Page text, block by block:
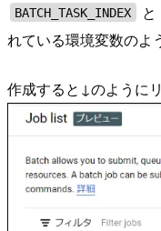
BATCH_TASK_INDEX と
れている環境変数のよ
作成すると↓のように